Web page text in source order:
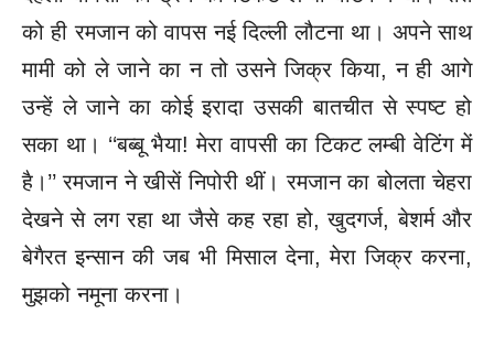
को ही रमजानको वापस नई दिल्ली लौटना था। अपने साथ
मामी को ले जाने का न तो उसनेजिक्र किया, न ही आगे
उन्हें ले जाने का कोई इरादा उसकी बातचीत से स्पष्टहो
सका था। ‘‘बब्बू भैया! मेरा वापसी का टिकट लम्बी वेटिंग में
है।’’ रमजान ने खीसेंनिपोरी थीं।रमजान का बोलता चेहरा
देखने से लग रहा था जैसे कह रहा हो,खुदगर्ज, बेशर्म और
बेगैरत इन्सान की जब भी मिसाल देना, मेरा जिक्र करना,
मुझको नमूना करना।